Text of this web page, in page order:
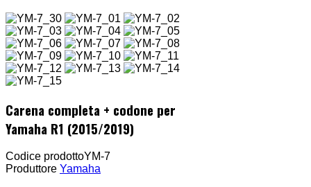
Carena completa + codone per
Yamaha R1 (2015/2019)
Codice prodottoYM-7
Produttore Yamaha